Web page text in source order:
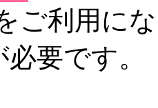
ご利用に
必要です